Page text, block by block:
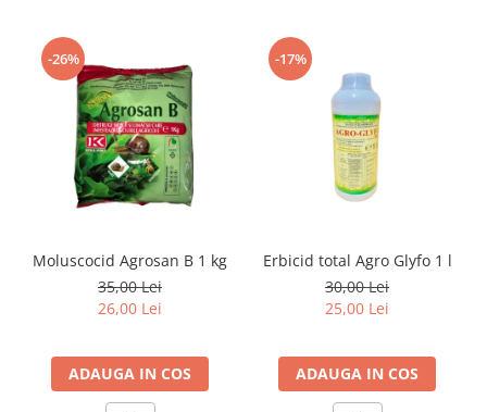
-26%
Moluscocid Agrosan B 1 kg
35,00 Lei
26,00 Lei
ADAUGA IN COS
-17%
Erbicid total Agro Glyfo 1 l
30,00 Lei
25,00 Lei
ADAUGA IN COS